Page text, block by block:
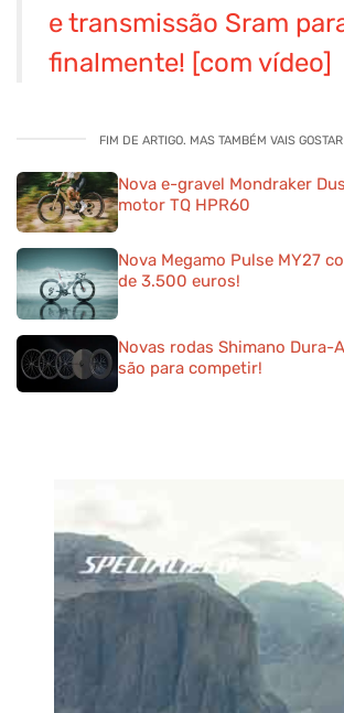
e transmissão Sram
finalmente! [com vídeo]
FIM DE ARTIGO. MAS TAMBÉM VAIS
Nova e-gravel Mondraker
motor TQ HPR60
Nova Megamo Pulse MY27
de 3.500 euros!
Novas rodas Shimano Dura-
são para competir!